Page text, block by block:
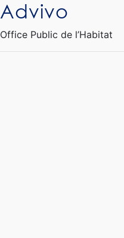
Ouvrir le Chatbot
Advivo
Office Public de l’Habitat